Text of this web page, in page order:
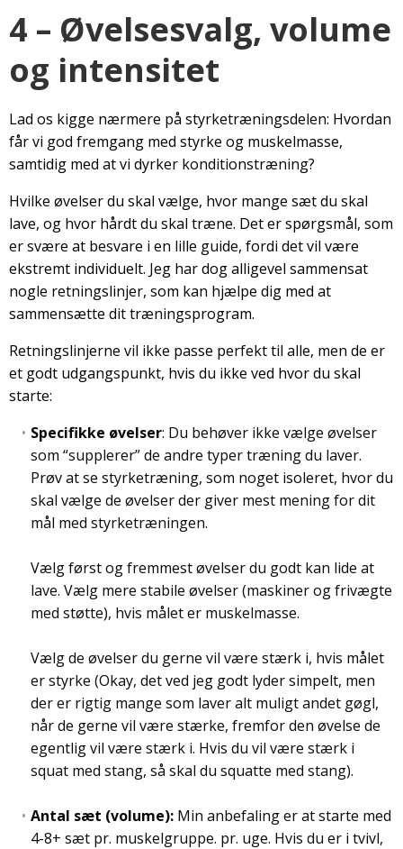
4 – Øvelsesvalg, volume
og intensitet
Lad os kigge nærmere på styrketræningsdelen: Hvordan
får vi god fremgang med styrke og muskelmasse,
samtidig med at vi dyrker konditionstræning?
Hvilke øvelser du skal vælge, hvor mange sæt du skal
lave, og hvor hårdt du skal træne. Det er spørgsmål, som
er svære at besvare i en lille guide, fordi det vil være
ekstremt individuelt. Jeg har dog alligevel sammensat
nogle retningslinjer, som kan hjælpe dig med at
sammensætte dit træningsprogram.
Retningslinjerne vil ikke passe perfekt til alle, men de er
et godt udgangspunkt, hvis du ikke ved hvor du skal
starte:
Specifikke øvelser: Du behøver ikke vælge øvelser
som “supplerer” de andre typer træning du laver.
Prøv at se styrketræning, som noget isoleret, hvor du
skal vælge de øvelser der giver mest mening for dit
mål med styrketræningen.
Vælg først og fremmest øvelser du godt kan lide at
lave. Vælg mere stabile øvelser (maskiner og frivægte
med støtte), hvis målet er muskelmasse.
Vælg de øvelser du gerne vil være stærk i, hvis målet
er styrke (Okay, det ved jeg godt lyder simpelt, men
der er rigtig mange som laver alt muligt andet gøgl,
når de gerne vil være stærke, fremfor den øvelse de
egentlig vil være stærk i. Hvis du vil være stærk i
squat med stang, så skal du squatte med stang).
Antal sæt (volume): Min anbefaling er at starte med
4-8+ sæt pr. muskelgruppe. pr. uge. Hvis du er i tvivl,